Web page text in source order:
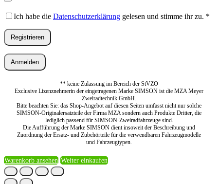
Ich habe die Datenschutzerklärung gelesen und stimme ihr zu. *
Registrieren
Anmelden
** keine Zulassung im Bereich der StVZO
Exclusive Lizenznehmerin der eingetragenen Marke SIMSON ist die MZA Meyer
Zweiradtechnik GmbH.
Bitte beachten Sie: das Shop-Angebot auf diesen Seiten umfasst nicht nur solche
SIMSON-Originalersatzteile der Firma MZA sondern auch Produkte Dritter, die
lediglich passend für SIMSON-Zweiradfahrzeuge sind.
Die Aufführung der Marke SIMSON dient insoweit der Beschreibung und
Zuordnung der Ersatz- und Zubehörteile für die verwendbaren Fahrzeugmodelle
und Fahrzeugtypen.
Warenkorb ansehen Weiter einkaufen